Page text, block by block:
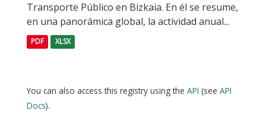
Transporte Público en Bizkaia. En él se resume,
en una panorámica global, la actividad anual...
PDF XLSX
You can also access this registry using the API (see API
Docs).